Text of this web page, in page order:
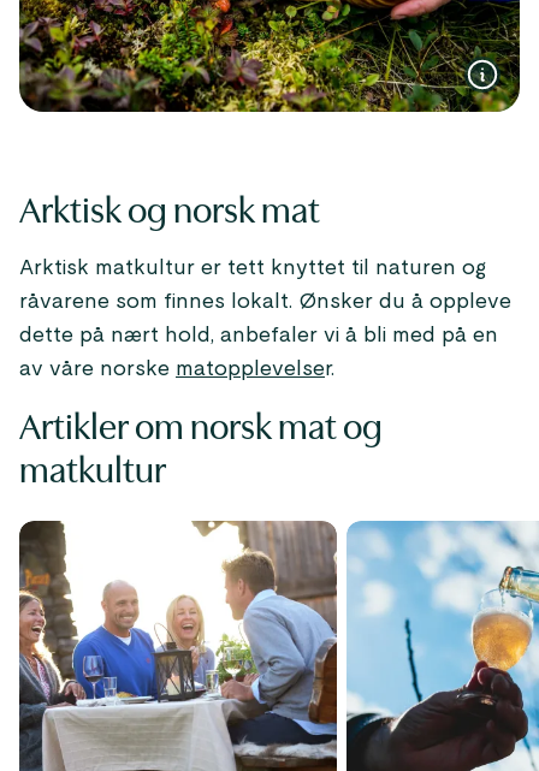
Arktisk og norsk mat
Arktisk matkultur er tett knyttet til naturen og
råvarene som finnes lokalt. Ønsker du å oppleve
dette på nært hold, anbefaler vi å bli med på en
av våre norske matopplevelser.
Artikler om norsk mat og
matkultur